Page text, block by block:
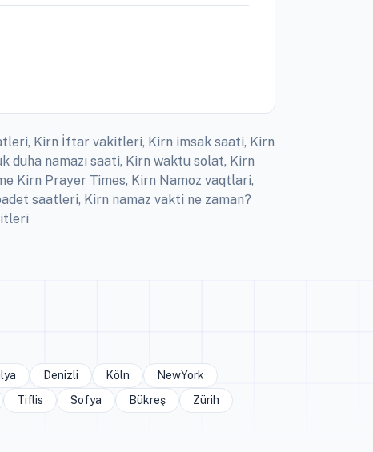
Kirn İftar vakitleri, Kirn imsak saati, Kirn
duha namazı saati, Kirn waktu solat, Kirn
Kirn Prayer Times, Kirn Namoz vaqtlari,
saatleri, Kirn namaz vakti ne zaman?
Denizli Köln
NewYork
Tiflis Sofya Bükreş Zürih